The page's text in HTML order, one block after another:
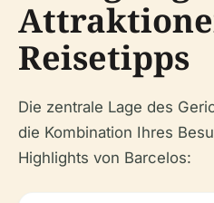
Reisetipps
Die zentrale Lage des
die Kombination Ihres
Highlights von Barcelos: